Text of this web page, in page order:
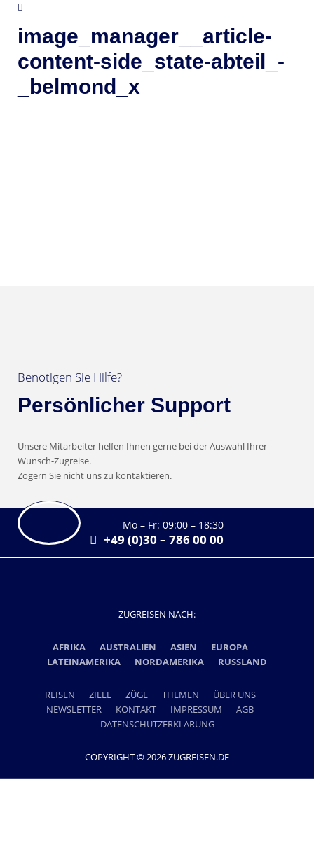
image_manager__article-
content-side_state-abteil_-
_belmond_x
Benötigen Sie Hilfe?
Persönlicher Support
Unsere Mitarbeiter helfen Ihnen gerne bei der Auswahl Ihrer
Wunsch-Zugreise.
Zögern Sie nicht uns zu kontaktieren.
Mo – Fr: 09:00 – 18:30
+49 (0)30 – 786 00 00
ZUGREISEN NACH:
AFRIKA AUSTRALIEN ASIEN
EUROPA
LATEINAMERIKA
NORDAMERIKA RUSSLAND
REISEN ZIELE ZÜGE THEMEN
ÜBER UNS
NEWSLETTER
KONTAKT IMPRESSUM
AGB
DATENSCHUTZERKLÄRUNG
COPYRIGHT © 2026 ZUGREISEN.DE